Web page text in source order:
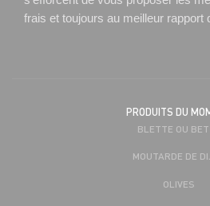
frais et toujours au meilleur rapport
PRODUITS DU
BLETTE OU
MOUTARDE DE
OLIVES